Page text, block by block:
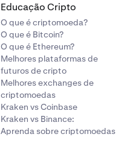
Educação Cripto
O que é criptomoeda?
O que é Bitcoin?
O que é Ethereum?
Melhores plataformas de
futuros de cripto
Melhores exchanges de
criptomoedas
Kraken vs Coinbase
Kraken vs Binance:
Aprenda sobre criptomoedas